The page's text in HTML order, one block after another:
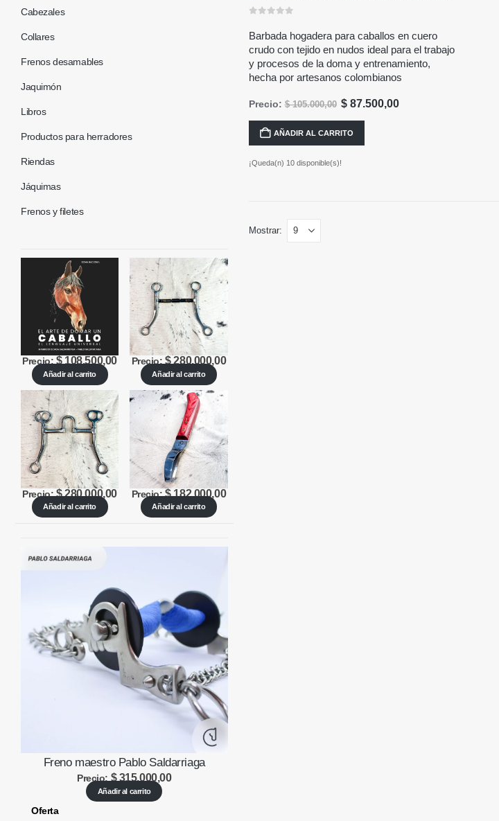
Barbada hogadera para caballos en cuero
crudo con tejido en nudos ideal para el trabajo
y procesos de la doma y entrenamiento,
hecha por artesanos colombianos
Precio: $105.000,00 El
era:
$ 105.000,00.
$ 87.500,00El
AÑADIR AL CARRITO
¡Queda(n) 10 disponible(s)!
Mostrar:
Cabezales
Collares
Frenos desamables
Jaquimón
Libros
Productos para herradores
Riendas
Jáquimas
Frenos y filetes
Precio: $108.500,00
Añadir al carrito
Precio: $280.000,00
Añadir al carrito
Precio: $280.000,00
Añadir al carrito
Precio: $182.000,00
Añadir al carrito
Freno maestro Pablo Saldarriaga
Precio: $315.000,00
Añadir al carrito
OfertaProducto